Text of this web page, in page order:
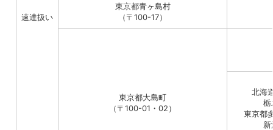
速達扱い
東京都青ヶ島村
（〒100-17）
東京都大島町
（〒100-01・02）
北海
栃
東京都